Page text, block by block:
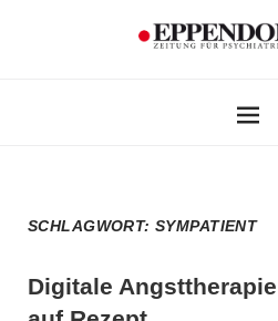
SCHLAGWORT:SYMPATIENT
Digitale Angsttherapie